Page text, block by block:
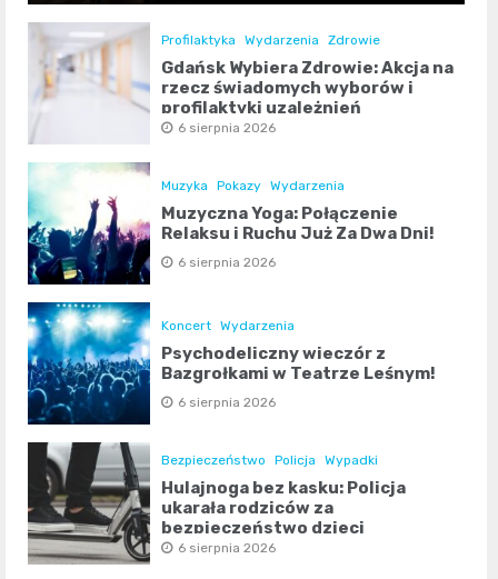
Profilaktyka Wydarzenia Zdrowie
Gdańsk Wybiera Zdrowie: Akcja na
rzecz świadomych wyborów i
profilaktyki uzależnień
6 sierpnia 2026
Muzyka Pokazy Wydarzenia
Muzyczna Yoga: Połączenie
Relaksu i Ruchu Już Za Dwa Dni!
6 sierpnia 2026
Koncert Wydarzenia
Psychodeliczny wieczór z
Bazgrołkami w Teatrze Leśnym!
6 sierpnia 2026
Bezpieczeństwo Policja Wypadki
Hulajnoga bez kasku: Policja
ukarała rodziców za
bezpieczeństwo dzieci
6 sierpnia 2026